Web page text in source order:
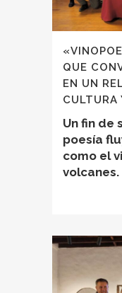
QUE
EN UN
CULTURA
Un fin de
poesía
como el
volcanes.